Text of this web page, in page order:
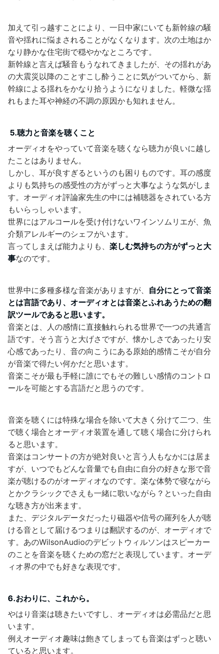
加えて引っ越すことにより、一日中家にいても新幹線の騒
音や揺れに悩まされることがなくなります。次の土地はか
なり静かな住宅街で穏やかなところです。
新幹線と言えば騒音もうなれてきましたが、その揺れがあ
の大震災以降のことすこし酔うことに気がついてから、新
幹線による揺れをかなり拾うようになりました。軽微な揺
れもまた耳や神経の不調の原因かも知れません。
5.聴力と音楽を聴くこと
オーディオをやっていて音楽を聴くなら聴力が良いに越し
たことはありません。
しかし、耳が良すぎるというのも困りものです。耳の感度
よりも気持ちの感受性の方がずっと大事なような気がしま
す。オーディオ評論家先生の中には補聴器をされている方
もいらっしゃいます。
世界にはアルコールを受け付けないワインソムリエが、魚
介類アレルギーのシェフがいます。
言ってしまえば能力よりも、 楽しむ気持ちの方がずっと大
事なのです。
世界中に多種多様な音楽がありますが、 自分にとって音楽
とは言語であり、オーディオとは音楽とふれあうための翻
訳ツールであると思います。
音楽とは、人の感情に直接触れられる世界で一つの共通言
語です。そう言うと大げさですが、懐かしさであったり安
心感であったり、音の向こうにある原始的感情こそが自分
が音楽で得たい何かだと思います。
音楽こそが最も手軽に誰にでもその難しい感情のコントロ
ールを可能とする言語だと思うのです。
音楽を聴くには特殊な場合を除いて大きく分けて二つ、生
で聴く場合とオーディオ装置を通して聴く場合に分けられ
ると思います。
音楽はコンサートの方が絶対良いと言う人もなかには居ま
すが、いつでもどんな音量でも自由に自分の好きな形で音
楽が聴けるのがオーディオなのです。楽な体勢で寝ながら
とかクラシックでさえも一緒に歌いながら？といった自由
な聴き方が出来ます。
また、デジタルデータだったり磁器や信号の羅列を人が聴
ける音として届けるつまりは翻訳するのが、オーディオで
す。あのWilsonAudioのデビットウィルソンはスピーカー
のことを音楽を聴くための窓だと表現しています。オーデ
ィオ界の中でも好きな表現です。
6.おわりに、これから。
やはり音楽は聴きたいですし、オーディオは必需品だと思
います。
例えオーディオ趣味は飽きてしまっても音楽はずっと聴い
ていると思います。